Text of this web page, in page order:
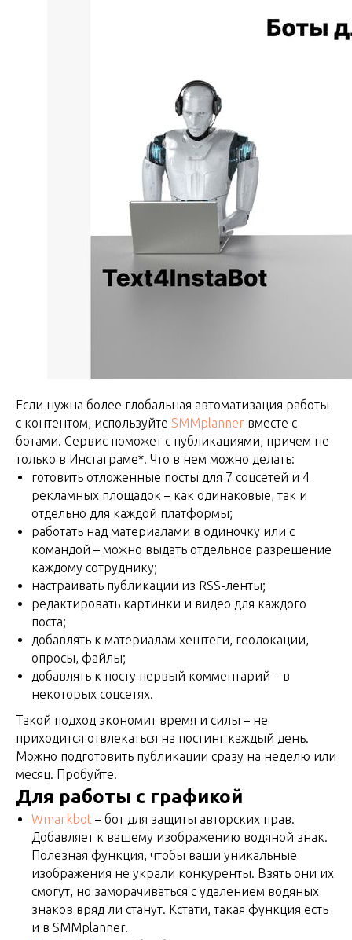
Если нужна более глобальная автоматизация работы
с контентом, используйте SMMplanner вместе с
ботами. Сервис поможет с публикациями, причем не
только в Инстаграме*. Что в нем можно делать:
готовить отложенные посты для 7 соцсетей и 4
рекламных площадок – как одинаковые, так и
отдельно для каждой платформы;
работать над материалами в одиночку или с
командой – можно выдать отдельное разрешение
каждому сотруднику;
настраивать публикации из RSS-ленты;
редактировать картинки и видео для каждого
поста;
добавлять к материалам хештеги, геолокации,
опросы, файлы;
добавлять к посту первый комментарий – в
некоторых соцсетях.
Такой подход экономит время и силы – не
приходится отвлекаться на постинг каждый день.
Можно подготовить публикации сразу на неделю или
месяц. Пробуйте!
Для работы с графикой
Wmarkbot – бот для защиты авторских прав.
Добавляет к вашему изображению водяной знак.
Полезная функция, чтобы ваши уникальные
изображения не украли конкуренты. Взять они их
смогут, но заморачиваться с удалением водяных
знаков вряд ли станут. Кстати, такая функция есть
и в SMMplanner.